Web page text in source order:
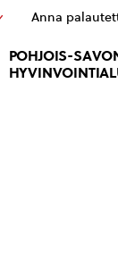
POHJOIS-
Anna